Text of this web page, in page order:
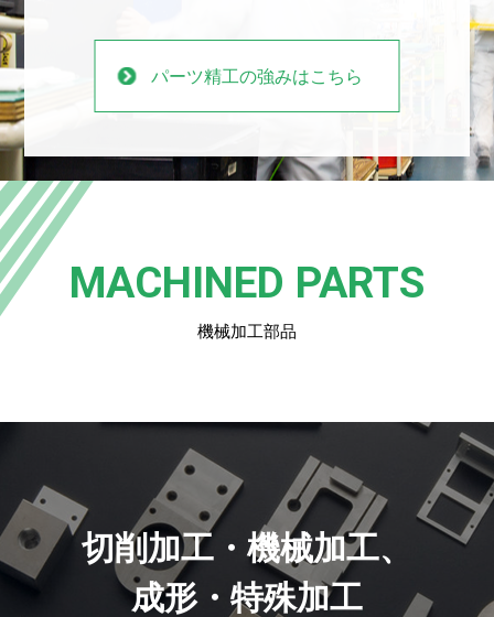
パーツ精工の強みはこちら
MACHINED PARTS
機械加工部品
切削加工・機械加工、
成形・特殊加工